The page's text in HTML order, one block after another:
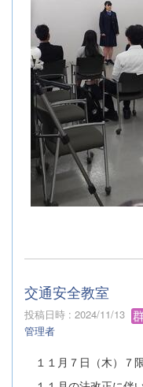
交通安全教室
投稿日時 : 2024/11/13
管理者
１１月７日（木）７